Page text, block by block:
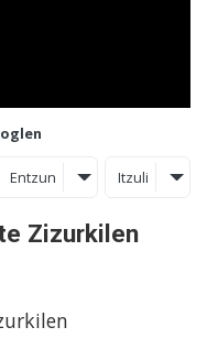
Entzun Itzuli
Zizurkilen